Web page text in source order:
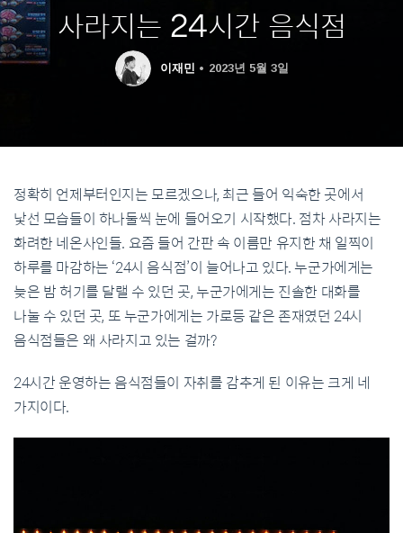
사라지는 24시간 음식점
이재민 2023년 5월 3일
정확히 언제부터인지는 모르겠으나, 최근 들어 익숙한 곳에서
낯선 모습들이 하나둘씩 눈에 들어오기 시작했다. 점차 사라지는
화려한 네온사인들. 요즘 들어 간판 속 이름만 유지한 채 일찍이
하루를 마감하는 ‘24시 음식점’이 늘어나고 있다. 누군가에게는
늦은 밤 허기를 달랠 수 있던 곳, 누군가에게는 진솔한 대화를
나눌 수 있던 곳, 또 누군가에게는 가로등 같은 존재였던 24시
음식점들은 왜 사라지고 있는 걸까?
24시간 운영하는 음식점들이 자취를 감추게 된 이유는 크게 네
가지이다.